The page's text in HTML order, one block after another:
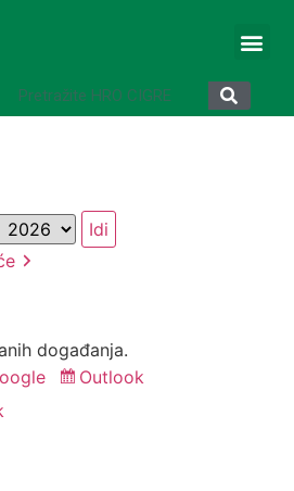
događanja.
Subscribe
Outlook